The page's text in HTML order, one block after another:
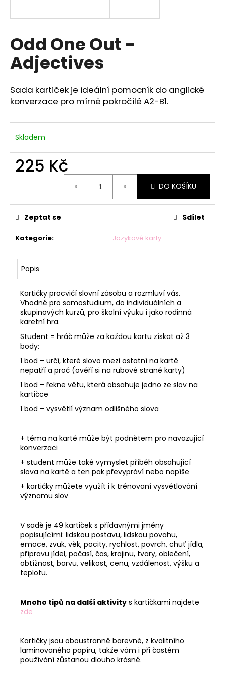
Odd One Out -
Adjectives
Sada kartiček je ideální pomocník do anglické
konverzace pro mírně pokročilé A2-B1.
Skladem
225 Kč
DO KOŠÍKU
Kategorie: Jazykové karty
Zeptat se Sdílet
Popis
Kartičky procvičí slovní zásobu a rozmluví vás.
Vhodné pro samostudium, do individuálních a
skupinových kurzů, pro školní výuku i jako rodinná
karetní hra.
Student = hráč může za každou kartu získat až 3
body:
1 bod – určí, které slovo mezi ostatní na kartě
nepatří a proč (ověří si na rubové straně karty)
1 bod – řekne větu, která obsahuje jedno ze slov na
kartičce
1 bod – vysvětlí význam odlišného slova
+ téma na kartě může být podnětem pro navazující
konverzaci
+ student může také vymyslet příběh obsahující
slova na kartě a ten pak převypráví nebo napíše
+ kartičky můžete využít i k trénovaní vysvětlování
významu slov
V sadě je 49 kartiček s přídavnými jmény
popisujícími: lidskou postavu, lidskou povahu,
emoce, zvuk, věk, pocity, rychlost, povrch, chuť jídla,
přípravu jídel, počasí, čas, krajinu, tvary, oblečení,
obtížnost, barvu, velikost, cenu, vzdálenost, výšku a
teplotu.
Mnoho tipů na další aktivity s kartičkami najdete
zde
Kartičky jsou oboustranně barevné, z kvalitního
laminovaného papíru, takže vám i při častém
používání zůstanou dlouho krásné.
í
t
?